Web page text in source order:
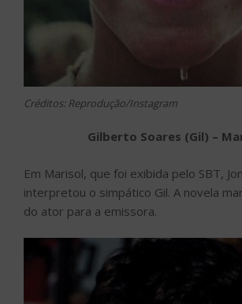
Créditos: Reprodução/Instagram
Gilberto Soares (Gil) –
Em Marisol, que foi exibida pelo SBT,
interpretou o simpático Gil. A novela
do ator para a emissora.